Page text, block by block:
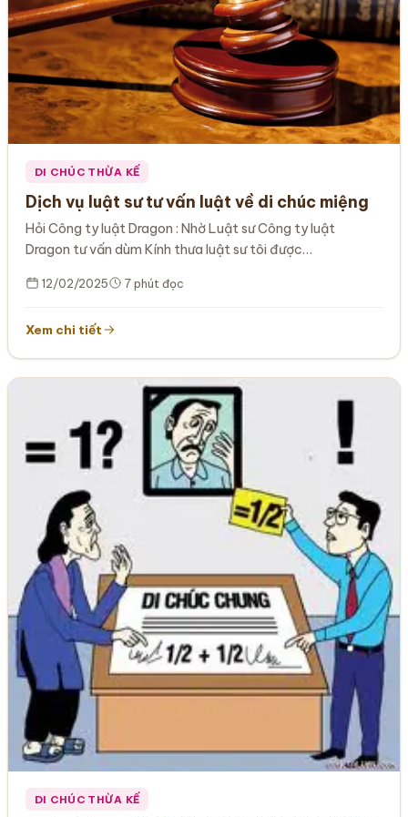
DI CHÚC THỪA KẾ
Dịch vụ luật sư tư vấn luật về di chúc miệng
Hỏi Công ty luật Dragon : Nhờ Luật sư Công ty luật
Dragon tư vấn dùm Kính thưa luật sư tôi được…
12/02/2025 7 phút đọc
Xem chi tiết
DI CHÚC THỪA KẾ